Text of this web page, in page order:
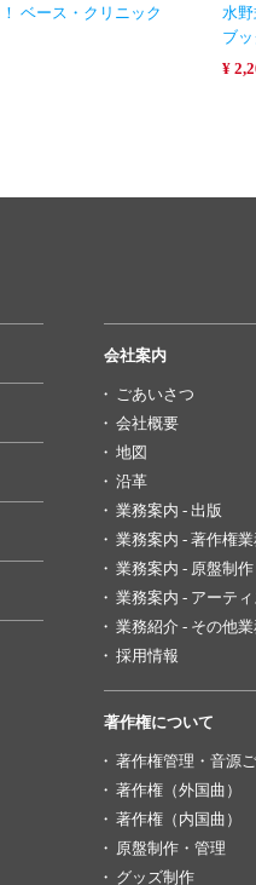
ベース・クリニック
水
ブッ
¥
会社案内
ごあいさつ
会社概要
地図
沿革
業務案内 - 出版
業務案内 - 著作権業
業務案内 - 原盤制作
業務案内 - アーテ
業務紹介 - その他業
採用情報
著作権について
著作権管理・音源
著作権（外国曲）
著作権（内国曲）
原盤制作・管理
グッズ制作